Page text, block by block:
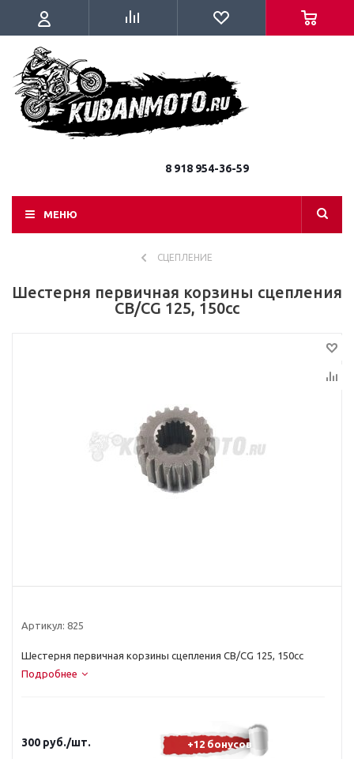
8 918 954-36-59
МЕНЮ
СЦЕПЛЕНИЕ
Шестерня первичная корзины сцепления
CB/CG 125, 150cc
Артикул: 825
Шестерня первичная корзины сцепления CB/CG 125, 150cc
Подробнее
300 руб./шт. +12 бонусов